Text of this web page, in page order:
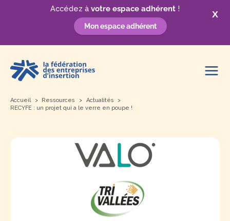
X
Accédez à votre espace adhérent !
Mon espace adhérent
contenu
Accueil Ressources
Actualités
RECYFE : un projet qui a le verre en poupe !